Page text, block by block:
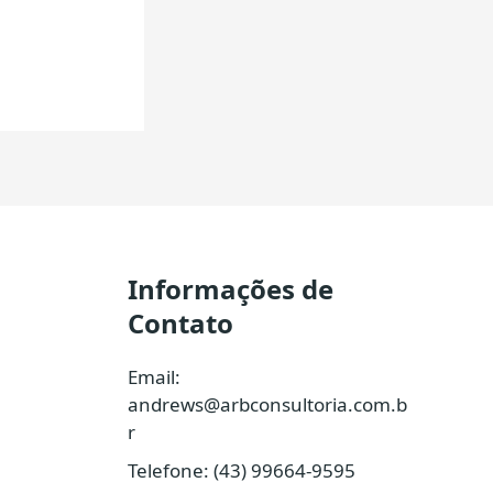
Informações de
Contato
Email:
andrews@arbconsultoria.com.b
r
Telefone: (43) 99664-9595